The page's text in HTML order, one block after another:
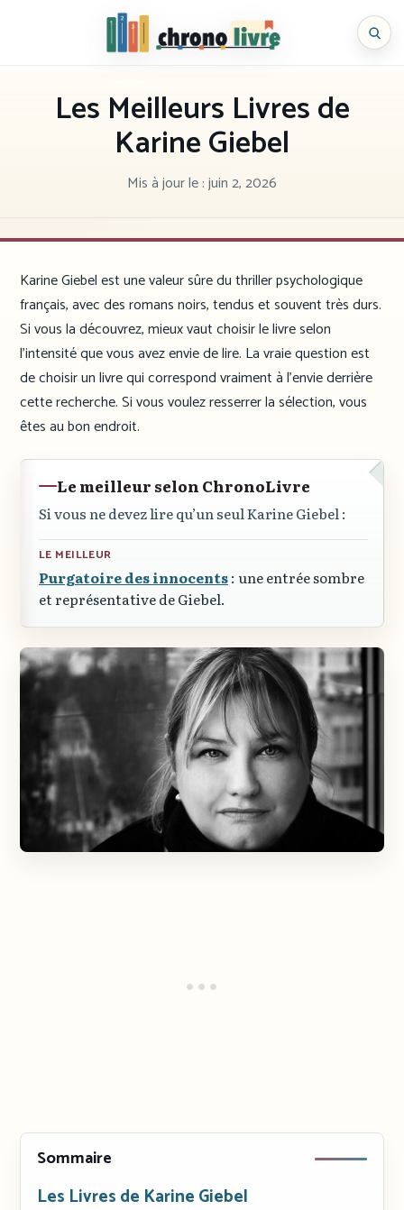
Chronolivre
Les Meilleurs Livres de
Karine Giebel
Mis à jour le :juin 2, 2026
Karine Giebel est une valeur sûre du thriller psychologique
français, avec des romans noirs, tendus et souvent très durs.
Si vous la découvrez, mieux vaut choisir le livre selon
l’intensité que vous avez envie de lire. La vraie question est
de choisir un livre qui correspond vraiment à l’envie derrière
cette recherche. Si vous voulez resserrer la sélection, vous
êtes au bon endroit.
Le meilleur selon ChronoLivre
Si vous ne devez lire qu’un seul Karine Giebel :
LE MEILLEUR
Purgatoire des innocents: une entrée sombre
et représentative de Giebel.
Sommaire
Les Livres de Karine Giebel